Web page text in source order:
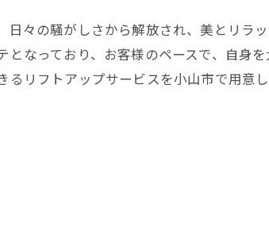
日々の騒がしさから解放され、美とリラ
となっており、お客様のペースで、自身
るリフトアップサービスを小山市で用意